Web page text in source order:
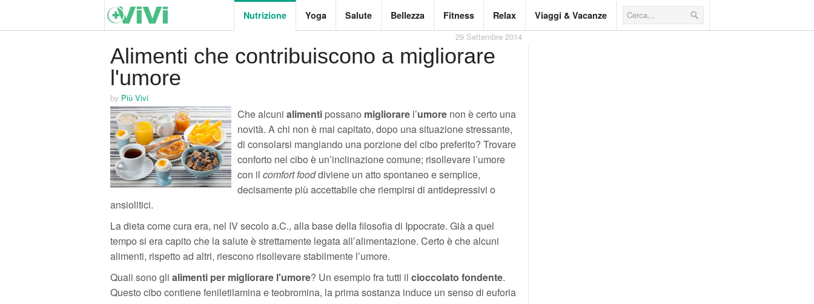
Nutrizione Yoga Salute Bellezza Fitness Relax Viaggi & Vacanze
29 Settembre 2014
Alimenti che contribuiscono a migliorare
l'umore
by Più Vivi
Che alcuni alimentipossano migliorarel’umorenon è certo una
novità. A chi non è mai capitato, dopo una situazione stressante,
di consolarsi mangiando una porzione del cibo preferito? Trovare
conforto nel cibo è un’inclinazione comune; risollevare l’umore
con il comfort fooddiviene un atto spontaneo e semplice,
decisamente più accettabile che riempirsi di antidepressivi o
ansiolitici.
La dieta come cura era, nel IV secolo a.C., alla base della filosofia di Ippocrate. Già a quel
tempo si era capito che la salute è strettamente legata all’alimentazione. Certo è che alcuni
alimenti, rispetto ad altri, riescono risollevare stabilmente l’umore.
Quali sono gli alimenti per migliorare l'umore? Un esempio fra tutti il cioccolato fondente.
Questo cibo contiene feniletilamina e teobromina, la prima sostanza induce un senso di euforia